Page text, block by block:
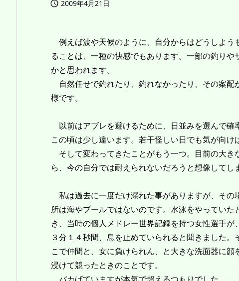
 2009年4月21日
例えば波や天候のように、自分からはどうしよ
ることは、一種の快感でもあります。一部の釣り
かと思われます。
自然任せで釣れたり、釣れなかったり、その案
様です。
以前はアブレを避けるために、日並みを選んで確
この頃は少し違います。若干怪しい日でも気が向け
そして変わってきたことがもう一つ。目前の大き
ら、今の自分では耐えられないだろうと想像してし
私は過去に一度だけ溺れた事がありますが、その
所は海やプールではないのです。水泳をやっていた
き、当時の個人メドレー世界記録を持つ女性選手が、
３分１４秒間、息を止めていられると聞きました。
こで仲間と、女に負けられん、と大きな洗面器に顔
浸けて競ったときのことです。